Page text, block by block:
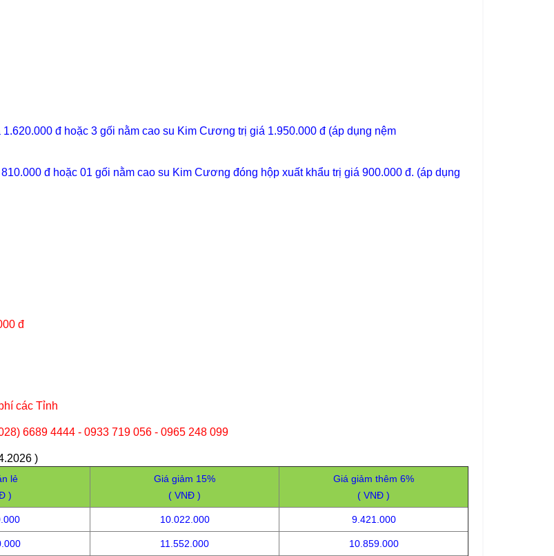
đ hoặc 3 gối nằm cao su Kim Cương trị giá 1.950.000 đ (áp dụng nệm
đ hoặc 01 gối nằm cao su Kim Cương đóng hộp xuất khẩu trị giá 900.000 đ. (áp dụng
đ
các Tỉnh
6689 4444 - 0933 719 056 - 0965 248 099
)
lẻ
)
Giá giảm 15%
( VNĐ )
Giá giảm thêm 6%
( VNĐ )
10.022.000 9.421.000
11.552.000 10.859.000